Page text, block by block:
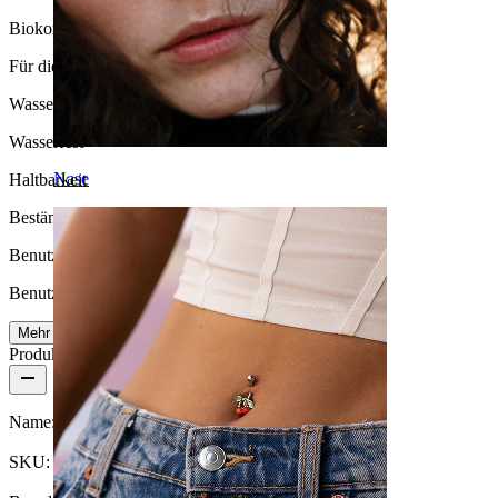
Nase
Biokompatibilität
Für die meisten Hauttypen
Wasserbeständigkeit
Wasserfest
Haltbarkeit
Beständig
Benutzerfreundlichkeit
Benutzerfreundlich
Mehr lesen
Produktdetails
Name: Labret mit Sternendesign
SKU: Labret-67